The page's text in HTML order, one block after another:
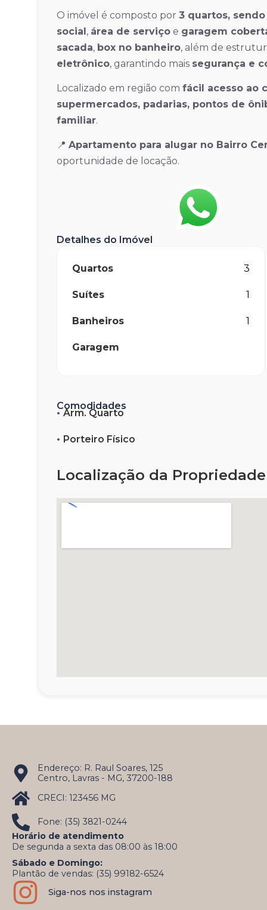
O imóvel é composto por 3 quartos, sendo
social, área de serviçoe garagem
sacada, box no banheiro, além de
eletrônico, garantindo mais segurança e
Localizado em região com fácil acesso ao
supermercados, padarias, pontos de
familiar.
📍 Apartamento para alugar no Bairro
oportunidade de locação.
Detalhes do Imóvel
Quartos 3
Suítes 1
Banheiros 1
Garagem
Comodidades
Arm. Quarto
Porteiro Físico
Endereço: R. Raul Soares, 125
Centro, Lavras - MG, 37200-188
CRECI: 123456 MG
Fone: (35) 3821-0244
Horário de atendimento
De segunda a sexta das 08:00 às 18:00
Sábado e Domingo:
Plantão de vendas: (35) 99182-6524
Siga-nos nos instagram